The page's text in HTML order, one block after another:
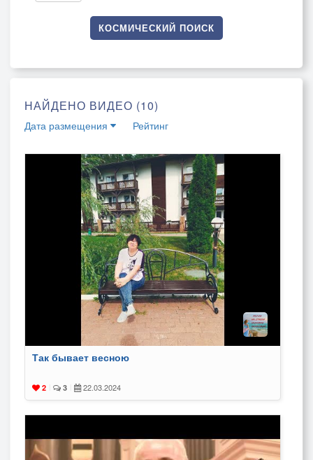
КОСМИЧЕСКИЙ ПОИСК
НАЙДЕНО ВИДЕО (10)
Дата размещения Рейтинг
Так бывает весною
2 3 22.03.2024